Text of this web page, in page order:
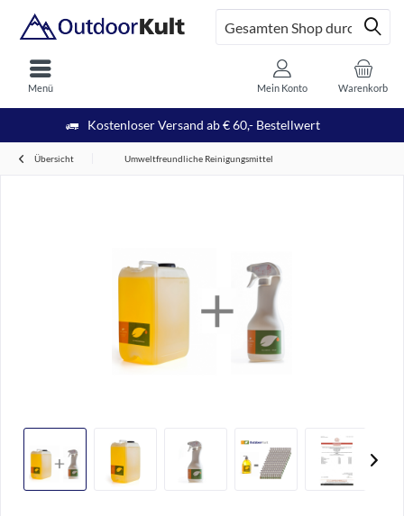
Kostenloser Versand ab € 60,- Bestellwert
Menü Warenkorb
Mein Konto
Übersicht Umweltfreundliche Reinigungsmittel